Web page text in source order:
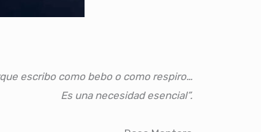
escribo como bebo o como respiro…
Es una necesidad esencial”.